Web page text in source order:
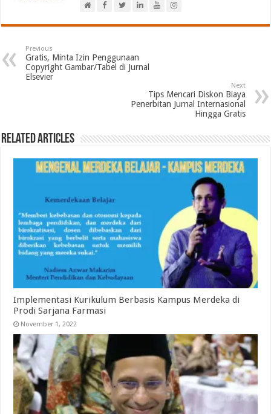
Previous
Gratis, Minta Izin Penggunaan
Copyright Gambar/Tabel di Jurnal
Elsevier
Next
Tips Mencari Diskon Biaya
Penerbitan Jurnal Internasional
Hingga Gratis
Related Articles
Implementasi Kurikulum Berbasis Kampus Merdeka di
Prodi Sarjana Farmasi
November 1, 2022